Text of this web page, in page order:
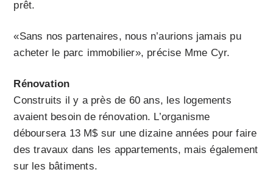
prêt.
«Sans nos partenaires, nous n’aurions jamais pu
acheter le parc immobilier», précise Mme Cyr.
Rénovation
Construits il y a près de 60 ans, les logements
avaient besoin de rénovation. L’organisme
déboursera 13 M$ sur une dizaine années pour faire
des travaux dans les appartements, mais également
sur les bâtiments.